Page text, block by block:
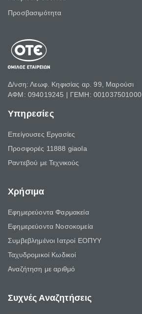
Προσβασιμότητα
Δ/νση: Λεωφ. Κηφισίας αρ. 99, Μαρούσι
ΑΦΜ: 094019245 | ΓΕΜΗ: 001037501000
Υπηρεσίες
Επείγουσες Εργασίες
Προσφορές 11888 giaola
Ραντεβού με Τεχνικούς
Χρήσιμα
Εφημερεύοντα Φαρμακεία
Εφημερεύοντα Νοσοκομεία
Συμβεβλημένοι Ιατροί ΕΟΠΥΥ
Ταχυδρομικοί Κωδικοί
Αναζήτηση με αριθμό
Συχνές Αναζητήσεις